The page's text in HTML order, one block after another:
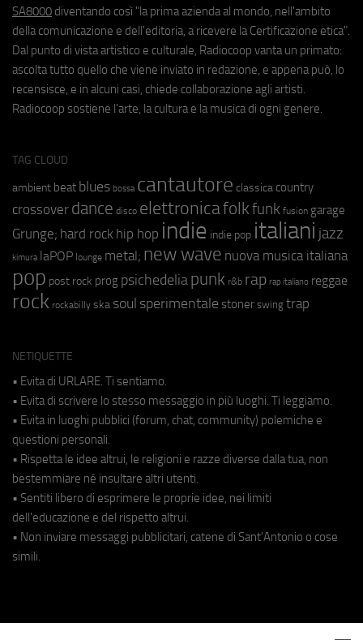
SA8000 diventando così "la prima azienda al mondo, nell'ambito
della comunicazione e dell'editoria, a ricevere la Certificazione etica".
Dal punto di vista artistico e culturale, Radiocoop vanta un primato:
ascolta tutto quello che viene inviato in redazione, e appena può, lo
recensisce, e in alcuni casi, chiede collaborazione agli artisti.
Radiocoop sostiene l'arte, la cultura e la musica di ogni genere.
TAG CLOUD
ambient beat blues bossa cantautore classica country
crossover dance disco elettronicafolkfunk fusion garage
Grunge; hard rock hip hop indie indie pop italiani jazz
kimura laPOP lounge metal; new wave nuova musica italiana
pop post rock prog psichedeliapunk r&b rap rap italiano reggae
rock rockabilly ska soul sperimentale stoner swing trap
NETIQUETTE
• Evita di URLARE. Ti sentiamo.
• Evita di scrivere lo stesso messaggio in più luoghi. Ti leggiamo.
• Evita in luoghi pubblici (forum, chat, community) polemiche e
questioni personali.
• Rispetta le idee altrui, le religioni e razze diverse dalla tua, non
bestemmiare né insultare altri utenti.
• Sentiti libero di esprimere le proprie idee, nei limiti
dell'educazione e del rispetto altrui.
• Non inviare messaggi pubblicitari, catene di Sant'Antonio o cose
simili.